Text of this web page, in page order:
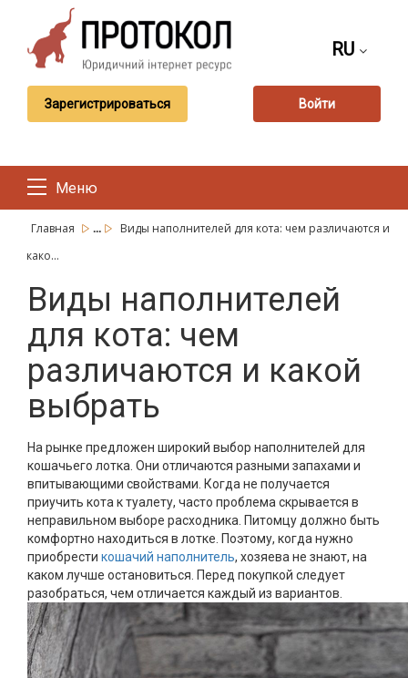
RU
Зарегистрироваться Войти
Меню
Главная ...
Виды наполнителей для кота: чем различаются и
како...
Виды наполнителей
для кота: чем
различаются и какой
выбрать
На рынке предложен широкий выбор наполнителей для
кошачьего лотка. Они отличаются разными запахами и
впитывающими свойствами. Когда не получается
приучить кота к туалету, часто проблема скрывается в
неправильном выборе расходника. Питомцу должно быть
комфортно находиться в лотке. Поэтому, когда нужно
приобрести кошачий наполнитель, хозяева не знают, на
каком лучше остановиться. Перед покупкой следует
разобраться, чем отличается каждый из вариантов.